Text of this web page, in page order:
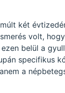
két
volt,
belül a
specifikus
a